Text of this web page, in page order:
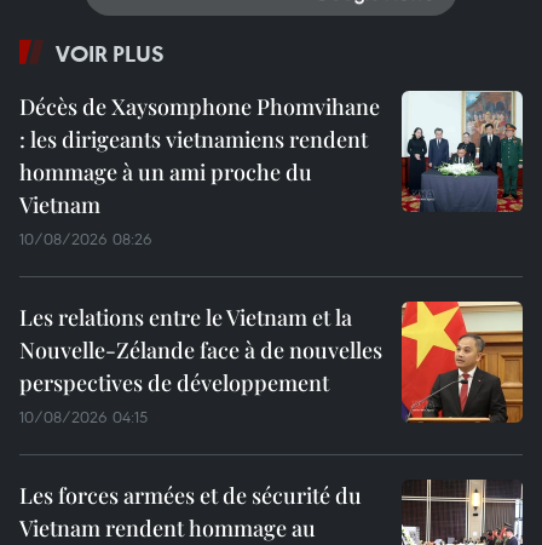
VOIR PLUS
Décès de Xaysomphone Phomvihane
: les dirigeants vietnamiens rendent
hommage à un ami proche du
Vietnam
10/08/2026 08:26
Les relations entre le Vietnam et la
Nouvelle-Zélande face à de nouvelles
perspectives de développement
10/08/2026 04:15
Les forces armées et de sécurité du
Vietnam rendent hommage au